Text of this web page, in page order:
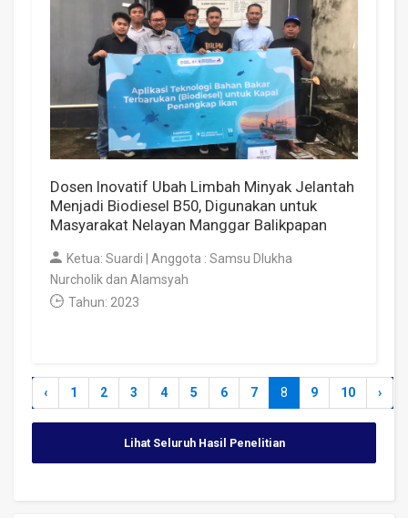
Dosen Inovatif Ubah Limbah Minyak Jelantah
Menjadi Biodiesel B50, Digunakan untuk
Masyarakat Nelayan Manggar Balikpapan
Ketua: Suardi | Anggota : Samsu Dlukha
Nurcholik dan Alamsyah
Tahun: 2023
‹ 1 2 3 4 5 6 7 8 9 10 ›
Lihat Seluruh Hasil Penelitian